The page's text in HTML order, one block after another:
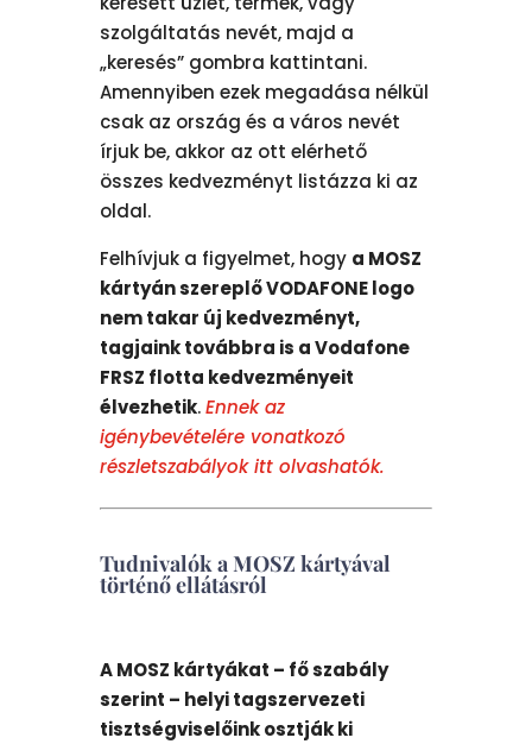
szolgáltatás nevét, majd a
„keresés” gombra kattintani.
Amennyiben ezek megadása nélkül
csak az ország és a város nevét
írjuk be, akkor az ott elérhető
összes kedvezményt listázza ki az
oldal.
Felhívjuk a figyelmet, hogy a MOSZ
kártyán szereplő VODAFONE logo
nem takar új kedvezményt,
tagjaink továbbra is a Vodafone
FRSZ flotta kedvezményeit
élvezhetik.Ennek az
igénybevételére vonatkozó
részletszabályok itt olvashatók.
Tudnivalók a MOSZ kártyával
történő ellátásról
A MOSZ kártyákat – fő szabály
szerint – helyi tagszervezeti
tisztségviselőink osztják ki